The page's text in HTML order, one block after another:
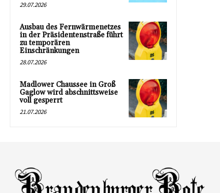
29.07.2026
Ausbau des Fernwärmenetzes
in der Präsidentenstraße führt
zu temporären
Einschränkungen
28.07.2026
Madlower Chaussee in Groß
Gaglow wird abschnittsweise
voll gesperrt
21.07.2026